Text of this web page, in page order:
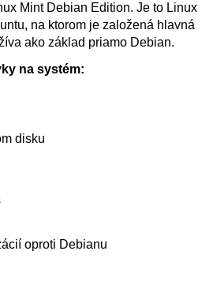
Mint Debian Edition. Je to Linux
na ktorom je založená hlavná
ako základ priamo Debian.
na systém:
disku
oproti Debianu